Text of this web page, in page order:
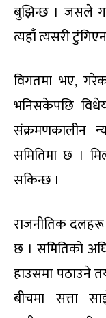
बुझिन्छ । जसले
त्यहाँ त्यसरी
विगतमा भए,
भनिसकेपछि
संक्रमणकालीन
समितिमा छ ।
सकिन्छ ।
राजनीतिक
छ । समितिको
हाउसमा पठाउने
बीचमा सत्ता